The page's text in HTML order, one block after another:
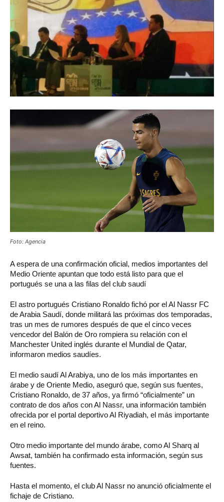
Foto: Agencia
A espera de una confirmación oficial, medios importantes del
Medio Oriente apuntan que todo está listo para que el
portugués se una a las filas del club saudí
El astro portugués Cristiano Ronaldo fichó por el Al Nassr FC
de Arabia Saudí, donde militará las próximas dos temporadas,
tras un mes de rumores después de que el cinco veces
vencedor del Balón de Oro rompiera su relación con el
Manchester United inglés durante el Mundial de Qatar,
informaron medios saudíes.
El medio saudí Al Arabiya, uno de los más importantes en
árabe y de Oriente Medio, aseguró que, según sus fuentes,
Cristiano Ronaldo, de 37 años, ya firmó “oficialmente” un
contrato de dos años con Al Nassr, una información también
ofrecida por el portal deportivo Al Riyadiah, el más importante
en el reino.
Otro medio importante del mundo árabe, como Al Sharq al
Awsat, también ha confirmado esta información, según sus
fuentes.
Hasta el momento, el club Al Nassr no anunció oficialmente el
fichaje de Cristiano.